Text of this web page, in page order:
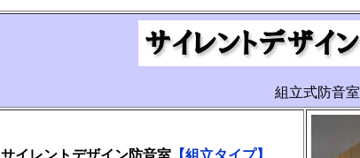
組立式防音室
サイレントデザイン防音室 【組立タイプ】